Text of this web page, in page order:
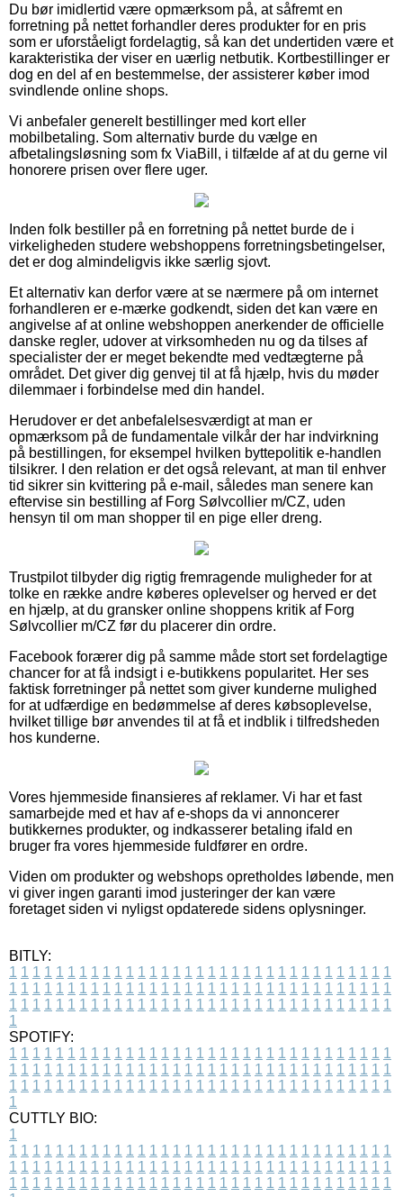
Du bør imidlertid være opmærksom på, at såfremt en
forretning på nettet forhandler deres produkter for en pris
som er uforståeligt fordelagtig, så kan det undertiden være et
karakteristika der viser en uærlig netbutik. Kortbestillinger er
dog en del af en bestemmelse, der assisterer køber imod
svindlende online shops.
Vi anbefaler generelt bestillinger med kort eller
mobilbetaling. Som alternativ burde du vælge en
afbetalingsløsning som fx ViaBill, i tilfælde af at du gerne vil
honorere prisen over flere uger.
Inden folk bestiller på en forretning på nettet burde de i
virkeligheden studere webshoppens forretningsbetingelser,
det er dog almindeligvis ikke særlig sjovt.
Et alternativ kan derfor være at se nærmere på om internet
forhandleren er e-mærke godkendt, siden det kan være en
angivelse af at online webshoppen anerkender de officielle
danske regler, udover at virksomheden nu og da tilses af
specialister der er meget bekendte med vedtægterne på
området. Det giver dig genvej til at få hjælp, hvis du møder
dilemmaer i forbindelse med din handel.
Herudover er det anbefalelsesværdigt at man er
opmærksom på de fundamentale vilkår der har indvirkning
på bestillingen, for eksempel hvilken byttepolitik e-handlen
tilsikrer. I den relation er det også relevant, at man til enhver
tid sikrer sin kvittering på e-mail, således man senere kan
eftervise sin bestilling af Forg Sølvcollier m/CZ, uden
hensyn til om man shopper til en pige eller dreng.
Trustpilot tilbyder dig rigtig fremragende muligheder for at
tolke en række andre køberes oplevelser og herved er det
en hjælp, at du gransker online shoppens kritik af Forg
Sølvcollier m/CZ før du placerer din ordre.
Facebook forærer dig på samme måde stort set fordelagtige
chancer for at få indsigt i e-butikkens popularitet. Her ses
faktisk forretninger på nettet som giver kunderne mulighed
for at udfærdige en bedømmelse af deres købsoplevelse,
hvilket tillige bør anvendes til at få et indblik i tilfredsheden
hos kunderne.
Vores hjemmeside finansieres af reklamer. Vi har et fast
samarbejde med et hav af e-shops da vi annoncerer
butikkernes produkter, og indkasserer betaling ifald en
bruger fra vores hjemmeside fuldfører en ordre.
Viden om produkter og webshops opretholdes løbende, men
vi giver ingen garanti imod justeringer der kan være
foretaget siden vi nyligst opdaterede sidens oplysninger.
BITLY:
1 1 1 1 1 1 1 1 1 1 1 1 1 1 1 1 1 1 1 1 1 1 1 1 1 1 1 1 1 1 1 1 1
1 1 1 1 1 1 1 1 1 1 1 1 1 1 1 1 1 1 1 1 1 1 1 1 1 1 1 1 1 1 1 1 1
1 1 1 1 1 1 1 1 1 1 1 1 1 1 1 1 1 1 1 1 1 1 1 1 1 1 1 1 1 1 1 1 1
1
SPOTIFY:
1 1 1 1 1 1 1 1 1 1 1 1 1 1 1 1 1 1 1 1 1 1 1 1 1 1 1 1 1 1 1 1 1
1 1 1 1 1 1 1 1 1 1 1 1 1 1 1 1 1 1 1 1 1 1 1 1 1 1 1 1 1 1 1 1 1
1 1 1 1 1 1 1 1 1 1 1 1 1 1 1 1 1 1 1 1 1 1 1 1 1 1 1 1 1 1 1 1 1
1
CUTTLY BIO:
1
1 1 1 1 1 1 1 1 1 1 1 1 1 1 1 1 1 1 1 1 1 1 1 1 1 1 1 1 1 1 1 1 1
1 1 1 1 1 1 1 1 1 1 1 1 1 1 1 1 1 1 1 1 1 1 1 1 1 1 1 1 1 1 1 1 1
1 1 1 1 1 1 1 1 1 1 1 1 1 1 1 1 1 1 1 1 1 1 1 1 1 1 1 1 1 1 1 1 1